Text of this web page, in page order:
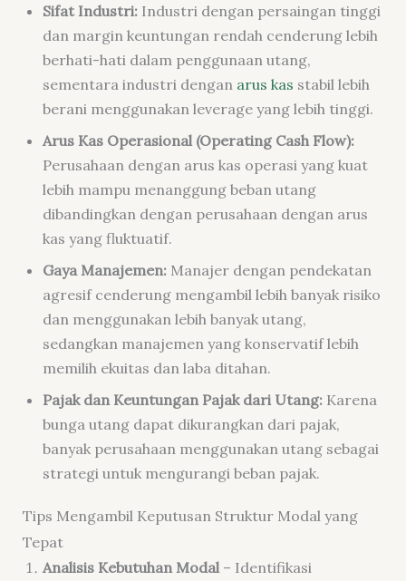
Sifat Industri: Industri dengan persaingan tinggi
dan margin keuntungan rendah cenderung lebih
berhati-hati dalam penggunaan utang,
sementara industri dengan arus kas stabil lebih
berani menggunakan leverage yang lebih tinggi.
Arus Kas Operasional (Operating Cash Flow):
Perusahaan dengan arus kas operasi yang kuat
lebih mampu menanggung beban utang
dibandingkan dengan perusahaan dengan arus
kas yang fluktuatif.
Gaya Manajemen: Manajer dengan pendekatan
agresif cenderung mengambil lebih banyak risiko
dan menggunakan lebih banyak utang,
sedangkan manajemen yang konservatif lebih
memilih ekuitas dan laba ditahan.
Pajak dan Keuntungan Pajak dari Utang: Karena
bunga utang dapat dikurangkan dari pajak,
banyak perusahaan menggunakan utang sebagai
strategi untuk mengurangi beban pajak.
Tips Mengambil Keputusan Struktur Modal yang
Tepat
Analisis Kebutuhan Modal– Identifikasi